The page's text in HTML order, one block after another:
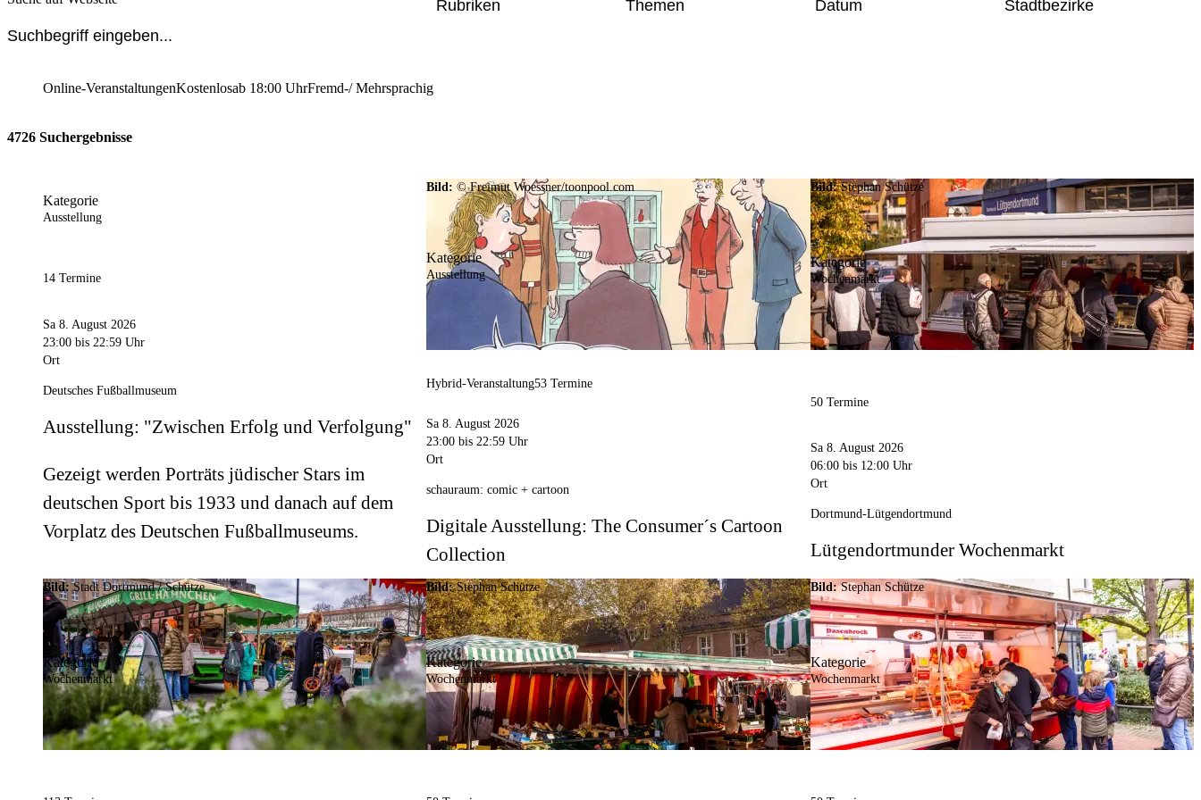
Rubriken Themen Datum Stadtbezirke
Online-VeranstaltungenKostenlosab 18:00 UhrFremd-/ Mehrsprachig
4726 Suchergebnisse
Kategorie
Ausstellung
14 Termine
Sa 8. August 2026
23:00 bis 22:59 Uhr
Ort
Deutsches Fußballmuseum
Ausstellung: "Zwischen Erfolg und Verfolgung"
Gezeigt werden Porträts jüdischer Stars im
deutschen Sport bis 1933 und danach auf dem
Vorplatz des Deutschen Fußballmuseums.
Bild:© Freimut Woessner/toonpool.com
Kategorie
Ausstellung
Hybrid-Veranstaltung53 Termine
Sa 8. August 2026
23:00 bis 22:59 Uhr
Ort
schauraum: comic + cartoon
Digitale Ausstellung: The Consumer´s Cartoon
Collection
Bild:Stephan Schütze
Kategorie
Wochenmarkt
50 Termine
Sa 8. August 2026
06:00bis 12:00 Uhr
Ort
Dortmund-Lütgendortmund
Lütgendortmunder Wochenmarkt
Bild:Stadt Dortmund / Schütze
Kategorie
Wochenmarkt
Bild:Stephan Schütze
Kategorie
Wochenmarkt
Bild:Stephan Schütze
Kategorie
Wochenmarkt